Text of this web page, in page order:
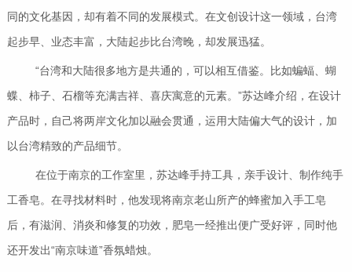
同的文化基因，却有着不同的发展模式。在文创设计这一领域，台湾
起步早、业态丰富，大陆起步比台湾晚，却发展迅猛。
“台湾和大陆很多地方是共通的，可以相互借鉴。比如蝙蝠、蝴
蝶、柿子、石榴等充满吉祥、喜庆寓意的元素。”苏达峰介绍，在设计
产品时，自己将两岸文化加以融会贯通，运用大陆偏大气的设计，加
以台湾精致的产品细节。
在位于南京的工作室里，苏达峰手持工具，亲手设计、制作纯手
工香皂。在寻找材料时，他发现将南京老山所产的蜂蜜加入手工皂
后，有滋润、消炎和修复的功效，肥皂一经推出便广受好评，同时他
还开发出“南京味道”香氛蜡烛。